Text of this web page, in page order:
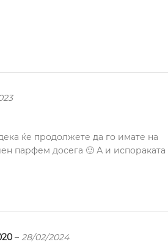
ќе продолжете да го имате на
парфем досега 🙂 А и испораката
– 28/02/2024